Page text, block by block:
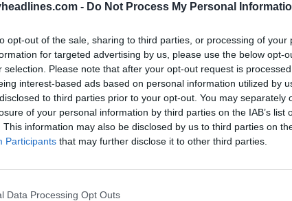
- Do Not Process My Personal
opt-out of the sale, sharing to third parties, or processing of your
for targeted advertising by us, please use the below opt-
selection. Please note that after your opt-out request is
interest-based ads based on personal information utilized by
to third parties prior to your opt-out. You may separately
of your personal information by third parties on the IAB’s list
This information may also be disclosed by us to third parties on
Participants that may further disclose it to other third parties.
Data Processing Opt Outs
Juniorssigue basándose en el «alma» del
nuevo logotipo del Boca Juniors es la
las mitades superior e inferior del escudo.